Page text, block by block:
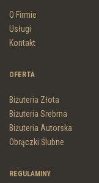
O Firmie
Usługi
Kontakt
OFERTA
Biżuteria Złota
Biżuteria Srebrna
Biżuteria Autorska
Obrączki Ślubne
REGULAMINY